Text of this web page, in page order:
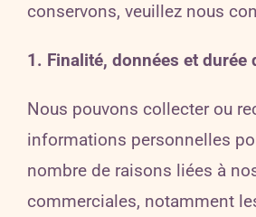
conservons, veuillez nous
1. Finalité, données et durée
Nous pouvons collecter ou
informations personnelles
nombre de raisons liées à
commerciales, notamment